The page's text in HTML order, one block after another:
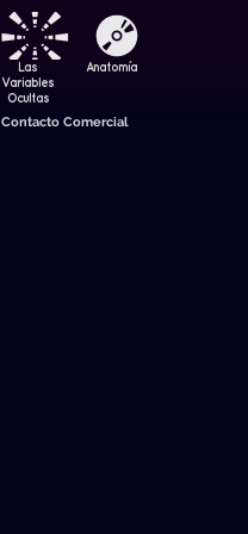
Las
Variables
Ocultas
Anatomía
Contacto Comercial